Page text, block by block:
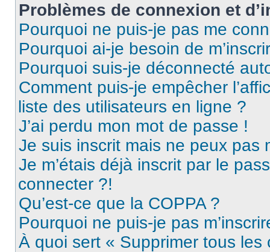
Problèmes de connexion et
Pourquoi ne puis-je pas me
Pourquoi ai-je besoin de
Pourquoi suis-je déconnecté
Comment puis-je empêcher
liste des utilisateurs en ligne ?
J’ai perdu mon mot de passe !
Je suis inscrit mais ne peux pas
Je m’étais déjà inscrit par le
connecter ?!
Qu’est-ce que la COPPA ?
Pourquoi ne puis-je pas
À quoi sert « Supprimer tous les